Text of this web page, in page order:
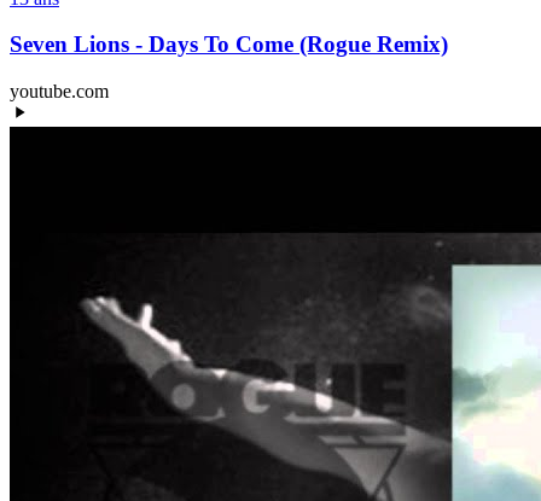
Seven Lions - Days To Come (Rogue Remix)
youtube.com